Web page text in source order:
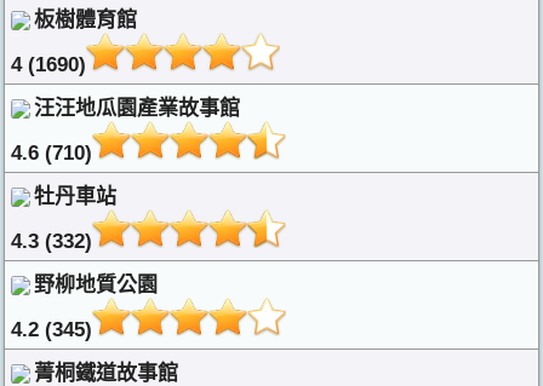
板樹體育館
4 (1690)
汪汪地瓜園產業故事館
4.6 (710)
牡丹車站
4.3 (332)
野柳地質公園
4.2 (345)
菁桐鐵道故事館